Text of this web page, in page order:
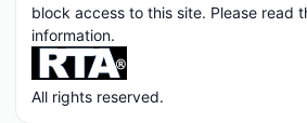
block access to this site. Please read
information.
All rights reserved.